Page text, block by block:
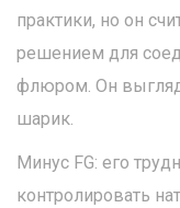
практики, но он
решением для
флюром. Он
шарик.
Минус FG: его
контролировать